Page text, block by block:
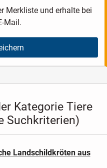
Merkliste und erhalte bei
Mail.
Kategorie Tiere
Suchkriterien)
Landschildkröten aus